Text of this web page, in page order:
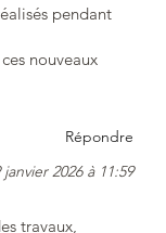
pendant
nouveaux
Répondre
janvier 2026 à 11:59
travaux,